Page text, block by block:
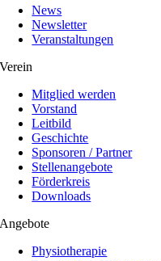
News
Newsletter
Veranstaltungen
Verein
Mitglied werden
Vorstand
Leitbild
Geschichte
Sponsoren / Partner
Stellenangebote
Förderkreis
Downloads
Angebote
Physiotherapie